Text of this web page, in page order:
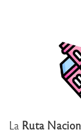
La Ruta